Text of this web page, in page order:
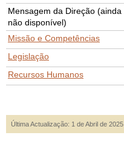
Mensagem da Direção (ainda
não disponível)
Missão e Competências
Legislação
Recursos Humanos
Última Actualização: 1 de Abril de 2025